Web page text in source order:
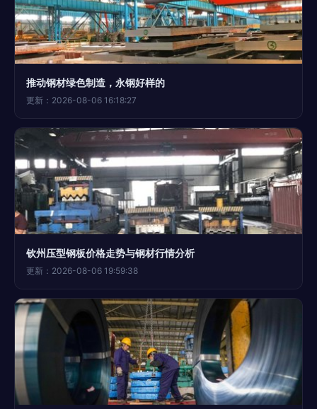
推动钢材绿色制造，永钢好样的
更新：2026-08-06 16:18:27
钦州压型钢板价格走势与钢材行情分析
更新：2026-08-06 19:59:38